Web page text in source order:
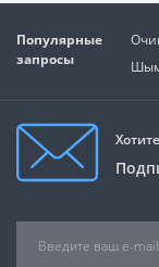
Популярные
запросы